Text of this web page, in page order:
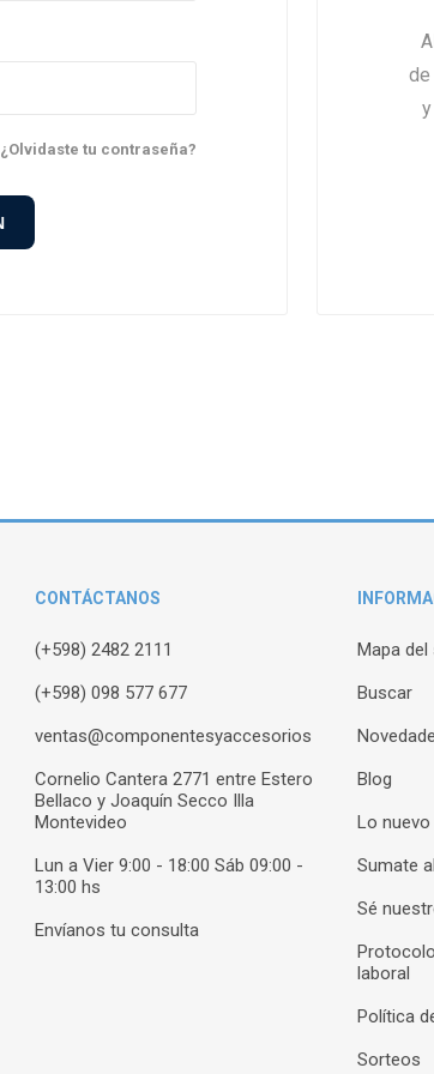
Neumáticos Industriales
de
¿Olvidaste tu contraseña?
CONTÁCTANOS
(+598) 2482 2111
(+598) 098 577 677
ventas@componentesyaccesorios
Cornelio Cantera 2771 entre Estero
Bellaco y Joaquín Secco Illa
Montevideo
Lun a Vier 9:00 - 18:00 Sáb 09:00 -
13:00 hs
Envíanos tu consulta
Mapa del
Buscar
Blog
Lo nuevo
Sumate
Sé
laboral
Política
Sorteos